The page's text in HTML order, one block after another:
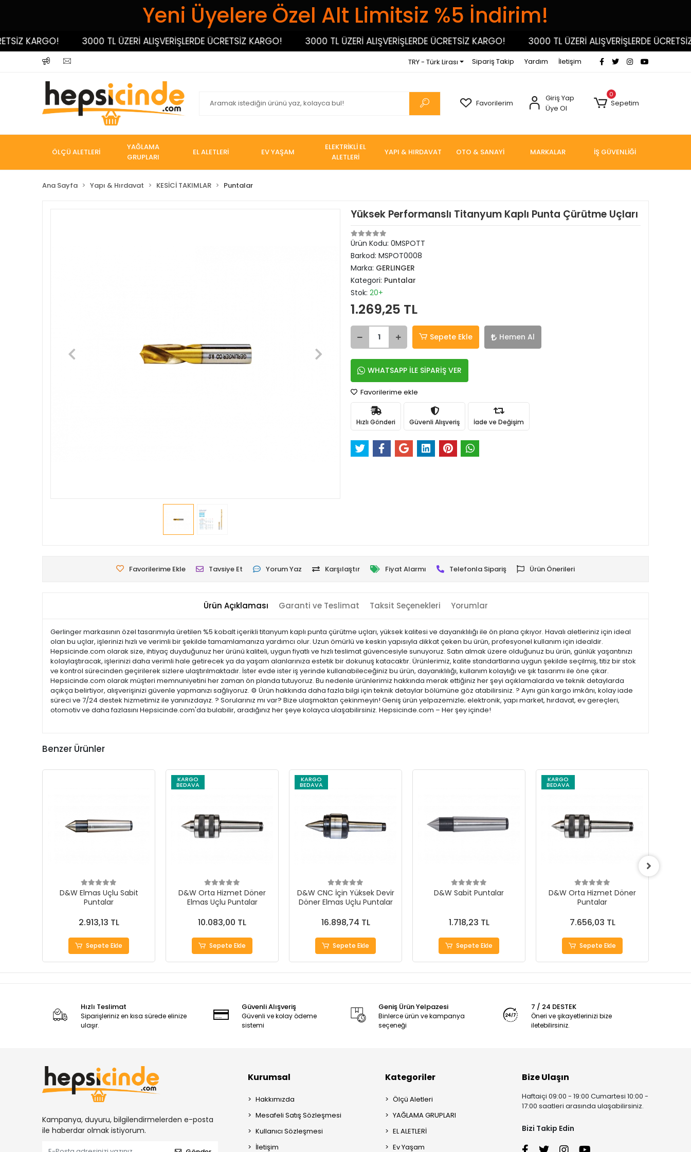
Yeni Üyelere Özel Alt Limitsiz %5 İndirim!
KARGO! 3000 TL ÜZERİ ALIŞVERİŞLERDE ÜCRETSİZ KARGO! 3000 TL ÜZERİ ALIŞVERİŞLERDE ÜCRETSİZ KARGO! 3000 TL ÜZERİ ALIŞVERİŞLERDE ÜCRETSİZ
TRY - Türk Lirası Sipariş Takip Yardım İletişim
Favorilerim
Giriş Yap
Üye Ol
0
Sepetim
ÖLÇÜ ALETLERİ
YAĞLAMA
GRUPLARI
EL ALETLERİ EV YAŞAM
ELEKTRİKLİ EL
ALETLERİ
YAPI & HIRDAVAT OTO & SANAYİ MARKALAR İŞ GÜVENLİĞİ
Ana Sayfa Yapı & Hırdavat KESİCİ TAKIMLAR Puntalar
Yüksek Performanslı Titanyum Kaplı Punta Çürütme Uçları
Ürün Kodu: 0MSPOTT
Barkod: MSPOT0008
Marka: GERLINGER
Kategori: Puntalar
Stok: 20+
1.269,25 TL
Sepete Ekle Hemen Al
WHATSAPP İLE SİPARİŞ VER
Favorilerime ekle
Hızlı Gönderi Güvenli Alışveriş İade ve Değişim
Favorilerime Ekle Tavsiye Et Yorum Yaz Karşılaştır Fiyat Alarmı Telefonla Sipariş Ürün Önerileri
Ürün Açıklaması Garanti ve Teslimat Taksit Seçenekleri Yorumlar
Gerlinger markasının özel tasarımıyla üretilen %5 kobalt içerikli titanyum kaplı punta çürütme uçları, yüksek kalitesi ve dayanıklılığı ile ön plana çıkıyor. Havalı aletleriniz için ideal
olan bu uçlar, işlerinizi hızlı ve verimli bir şekilde tamamlamanıza yardımcı olur. Uzun ömürlü ve keskin yapısıyla dikkat çeken bu ürün, profesyonel kullanım için idealdir.
Hepsicinde.com olarak size, ihtiyaç duyduğunuz her ürünü kaliteli, uygun fiyatlı ve hızlı teslimat güvencesiyle sunuyoruz. Satın almak üzere olduğunuz bu ürün, günlük yaşantınızı
kolaylaştıracak, işlerinizi daha verimli hale getirecek ya da yaşam alanlarınıza estetik bir dokunuş katacaktır. Ürünlerimiz, kalite standartlarına uygun şekilde seçilmiş, titiz bir stok
ve kontrol sürecinden geçirilerek sizlere ulaştırılmaktadır. İster evde ister iş yerinde kullanabileceğiniz bu ürün, dayanıklılığı, kullanım kolaylığı ve şık tasarımı ile öne çıkar.
Hepsicinde.com olarak müşteri memnuniyetini her zaman ön planda tutuyoruz. Bu nedenle ürünlerimiz hakkında merak ettiğiniz her şeyi açıklamalarda ve teknik detaylarda
açıkça belirtiyor, alışverişinizi güvenle yapmanızı sağlıyoruz. ⚙️ Ürün hakkında daha fazla bilgi için teknik detaylar bölümüne göz atabilirsiniz. ? Aynı gün kargo imkânı, kolay iade
süreci ve 7/24 destek hizmetimiz ile yanınızdayız. ? Sorularınız mı var? Bize ulaşmaktan çekinmeyin! Geniş ürün yelpazemizle; elektronik, yapı market, hırdavat, ev gereçleri,
otomotiv ve daha fazlasını Hepsicinde.com'da bulabilir, aradığınız her şeye kolayca ulaşabilirsiniz. Hepsicinde.com – Her şey içinde!
Benzer Ürünler
D&W Elmas Uçlu Sabit
Puntalar
2.913,13 TL
Sepete Ekle
KARGO
BEDAVA
D&W Orta Hizmet Döner
Elmas Uçlu Puntalar
10.083,00 TL
Sepete Ekle
KARGO
BEDAVA
D&W CNC İçin Yüksek Devir
Döner Elmas Uçlu Puntalar
16.898,74 TL
Sepete Ekle
D&W Sabit Puntalar
1.718,23 TL
Sepete Ekle
KARGO
BEDAVA
D&W Orta Hizmet Döner
Puntalar
7.656,03 TL
Sepete Ekle
Hızlı Teslimat
Siparişleriniz en kısa sürede elinize
ulaşır.
Güvenli Alışveriş
Güvenli ve kolay ödeme
sistemi
Geniş Ürün Yelpazesi
Binlerce ürün ve kampanya
seçeneği
7 / 24 DESTEK
Öneri ve şikayetlerinizi bize
iletebilirsiniz.
Kampanya, duyuru, bilgilendirmelerden e-posta
ile haberdar olmak istiyorum.
Kurumsal
Hakkımızda
Mesafeli Satış Sözleşmesi
Kullanıcı Sözleşmesi
İletişim
Kategoriler
Ölçü Aletleri
YAĞLAMA GRUPLARI
EL ALETLERİ
Ev Yaşam
Bize Ulaşın
Haftaiçi 09:00 - 19:00 Cumartesi 10:00 -
17:00 saatleri arasında ulaşabilirsiniz.
Bizi Takip Edin